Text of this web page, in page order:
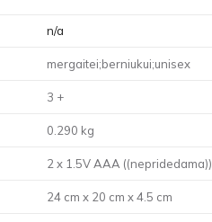
n/a
mergaitei;berniukui;unisex
3 +
0.290 kg
2 x 1.5V AAA ((nepridedama))
24 cm x 20 cm x 4.5 cm